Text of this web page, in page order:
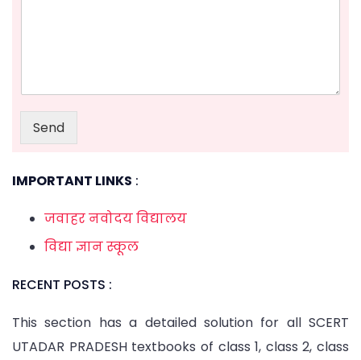
Send
IMPORTANT LINKS :
जवाहर नवोदय विद्यालय
विद्या ज्ञान स्कूल
RECENT POSTS :
This section has a detailed solution for all SCERT
UTADAR PRADESH textbooks of class 1, class 2, class